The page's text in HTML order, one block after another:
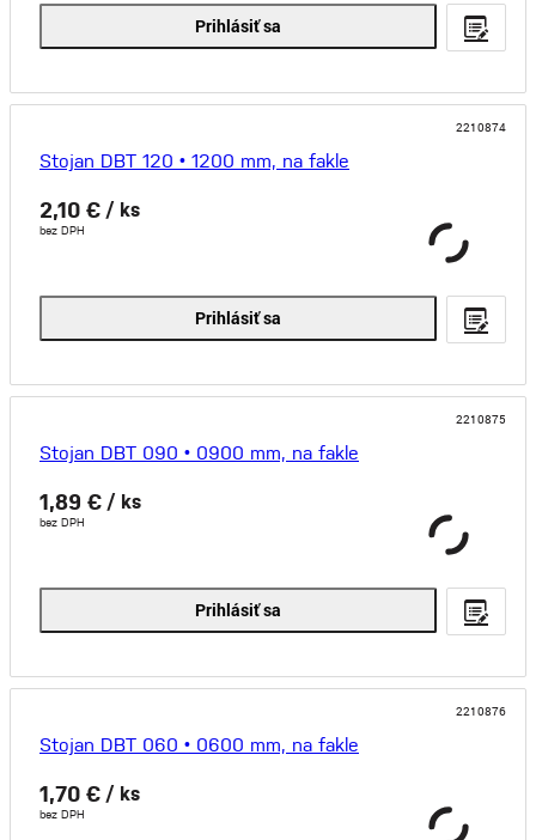
Prihlásiť sa
2210874
Stojan DBT 120 • 1200 mm, na fakle
2,10 € / ks
bez DPH
Prihlásiť sa
2210875
Stojan DBT 090 • 0900 mm, na fakle
1,89 € / ks
bez DPH
Prihlásiť sa
2210876
Stojan DBT 060 • 0600 mm, na fakle
1,70 € / ks
bez DPH